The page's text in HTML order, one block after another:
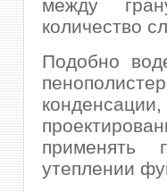
между
количество
Подобно
применять
утеплении